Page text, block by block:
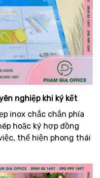
nghiệp khi ký kết
inox chắc chắn phía
hoặc ký hợp đồng
thể hiện phong thái